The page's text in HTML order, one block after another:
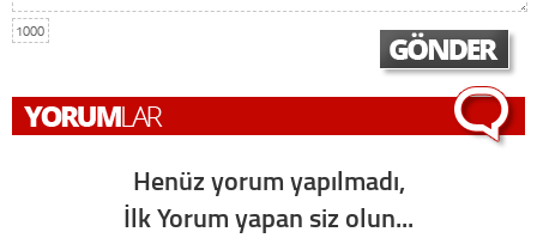
1000
Henüz yorum yapılmadı,
İlk Yorum yapan siz olun...